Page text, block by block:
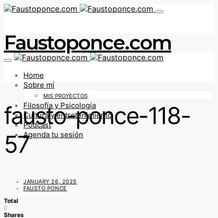
Faustoponce.com
Home
Sobre mí
MIS PROYECTOS
Filosofía y Psicología
Cultura y entretenimiento
Podcast
Agenda tu sesión
fausto-ponce-118-
57
JANUARY 26, 2025
FAUSTO PONCE
Total
0
Shares